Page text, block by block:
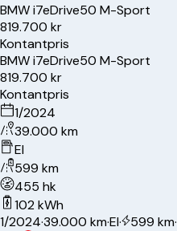
BMWi7eDrive50 M-Sport
819.700 kr
Kontantpris
BMWi7eDrive50 M-Sport
819.700 kr
Kontantpris
1/2024
39.000 km
El
599 km
455 hk
102 kWh
1/2024·39.000 km·El· 599 km·